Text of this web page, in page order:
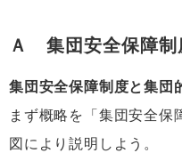
Ａ 集団安全保障制
集団安全保障制度と集団
まず概略を「集団安全保
図により説明しよう。